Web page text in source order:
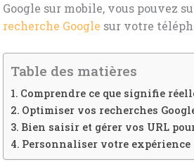
Google sur mobile, vous pouvez
recherche Google sur votre
Table des matières
Comprendre ce que signifie
Optimiser vos recherches
Bien saisir et gérer vos URL
Personnaliser votre